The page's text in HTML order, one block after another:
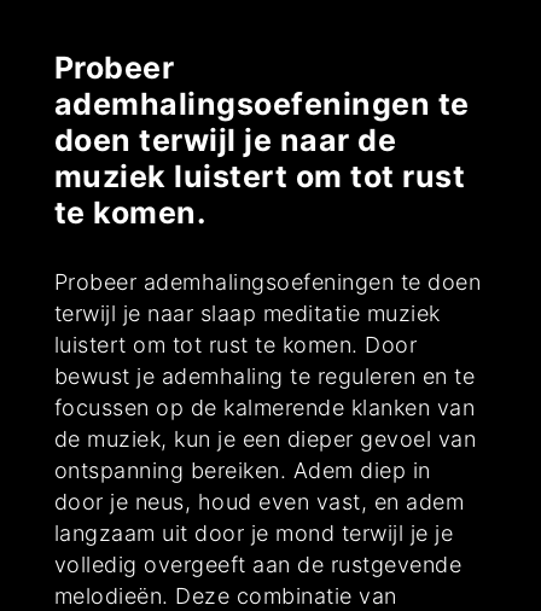
Probeer
ademhalingsoefeningen te
doen terwijl je naar de
muziek luistert om tot rust
te komen.
Probeer ademhalingsoefeningen te doen
terwijl je naar slaap meditatie muziek
luistert om tot rust te komen. Door
bewust je ademhaling te reguleren en te
focussen op de kalmerende klanken van
de muziek, kun je een dieper gevoel van
ontspanning bereiken. Adem diep in
door je neus, houd even vast, en adem
langzaam uit door je mond terwijl je je
volledig overgeeft aan de rustgevende
melodieën. Deze combinatie van